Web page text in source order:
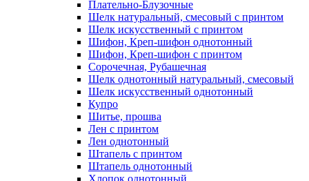
Плательно-Блузочные
Шелк натуральный, смесовый с принтом
Шелк искусственный с принтом
Шифон, Креп-шифон однотонный
Шифон, Креп-шифон с принтом
Сорочечная, Рубашечная
Шелк однотонный натуральный, смесовый
Шелк искусственный однотонный
Купро
Шитье, прошва
Лен с принтом
Лен однотонный
Штапель с принтом
Штапель однотонный
Хлопок однотонный